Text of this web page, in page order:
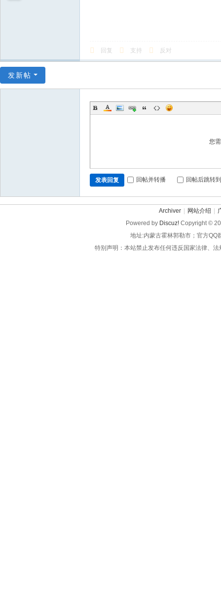
回复 支持 反对
发新帖
您
发表回复 回帖并转播 回帖后跳转
Archiver 网站介绍
Powered by Discuz! Copyright ©
地址:内蒙古霍林郭勒市；官方QQ
特别声明：本站禁止发布任何违反国家法律、